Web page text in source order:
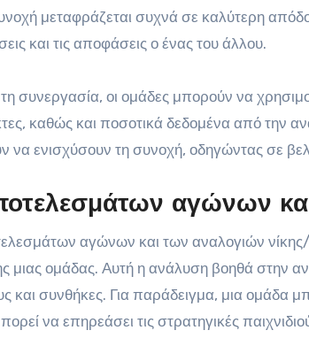
μεταφράζεται συχνά σε καλύτερη
και τις αποφάσεις ο ένας του άλλου.
συνεργασία, οι ομάδες μπορούν να
καθώς και ποσοτικά δεδομένα από την
να ενισχύσουν τη συνοχή, οδηγώντας σε
αγώνων και
αγώνων και των αναλογιών νίκης/
μιας ομάδας. Αυτή η ανάλυση βοηθά
και συνθήκες. Για παράδειγμα, μια ομάδα
να επηρεάσει τις στρατηγικές